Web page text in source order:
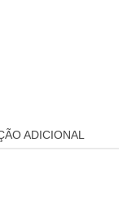
ADICIONAL